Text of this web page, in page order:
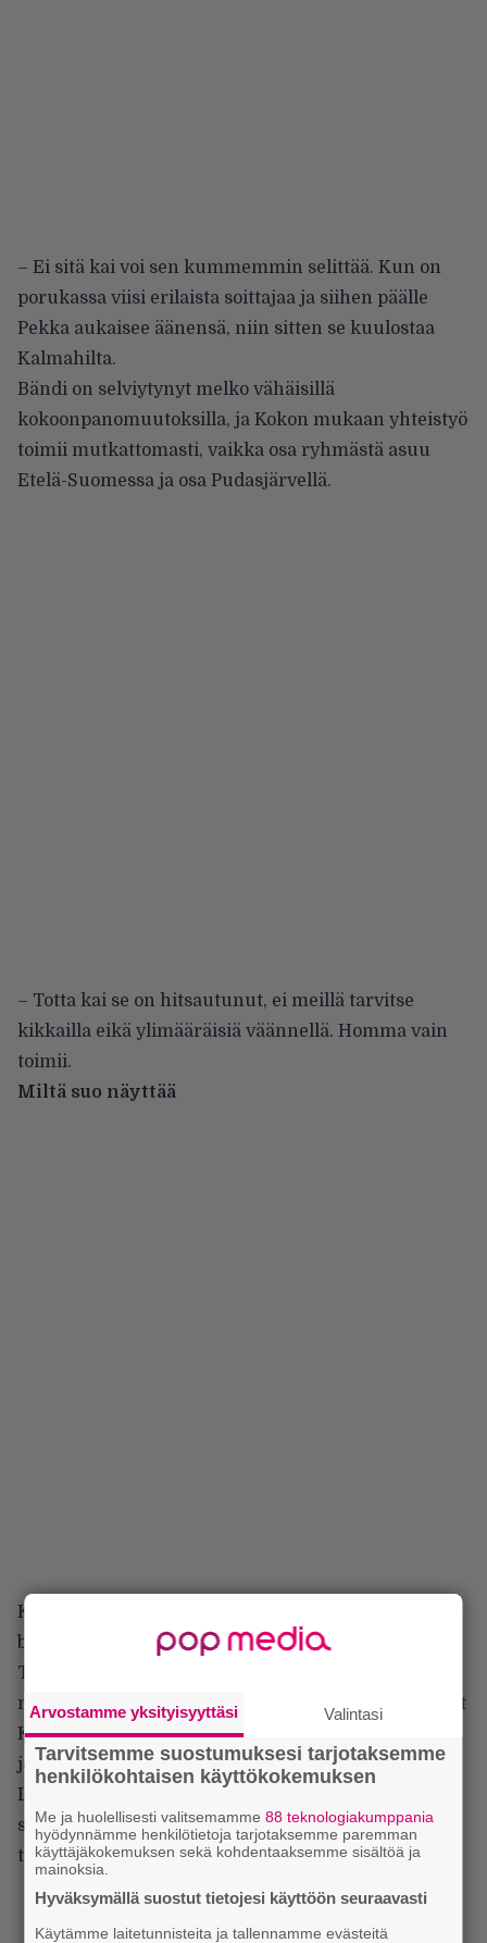
– Ei sitä kai voi sen kummemmin selittää. Kun on
porukassa viisi erilaista soittajaa ja siihen päälle
Pekka aukaisee äänensä, niin sitten se kuulostaa
Kalmahilta.
Bändi on selviytynyt melko vähäisillä
kokoonpanomuutoksilla, ja Kokon mukaan yhteistyö
toimii mutkattomasti, vaikka osa ryhmästä asuu
Etelä-Suomessa ja osa Pudasjärvellä.
– Totta kai se on hitsautunut, ei meillä tarvitse
kikkailla eikä ylimääräisiä väännellä. Homma vain
toimii.
Miltä suo näyttää
Kalmah-albumi tehtiin eri studioissa, rummut ja
bassot D-Studiolla Klaukkalassa ja loput Kemissä
Tico-Ticolla, jonne bändi suuntasi nyt ties kuinka
monennen kerran. Ticon Ahti Kortelainen on tehnyt
Kalmahin kanssa yhteistyötä jo 25 vuoden ajan,
joten kumpikin osapuoli tietää mitä tehdä.
Levy nimettiin bändin mukaan muun muassa siitä
syystä, että muuta sopivaa nimiehdotusta ei
tahtonut löytyä.
Arvostamme yksityisyyttäsi Valintasi
Tarvitsemme suostumuksesi tarjotaksemme
henkilökohtaisen käyttökokemuksen
Me ja huolellisesti valitsemamme88 teknologiakumppania
hyödynnämme henkilötietoja tarjotaksemme paremman
käyttäjäkokemuksen sekä kohdentaaksemme sisältöä ja
mainoksia.
Hyväksymällä suostut tietojesi käyttöön seuraavasti
Käytämme laitetunnisteita ja tallennamme evästeitä